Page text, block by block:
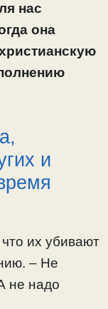
нас
она
и
их убивают
– Не
не надо